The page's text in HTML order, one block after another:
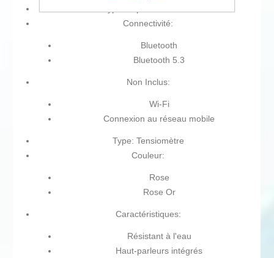
Connectivité:
Bluetooth
Bluetooth 5.3
Non Inclus:
Wi-Fi
Connexion au réseau mobile
Type: Tensiomètre
Couleur:
Rose
Rose Or
Caractéristiques:
Résistant à l'eau
Haut-parleurs intégrés